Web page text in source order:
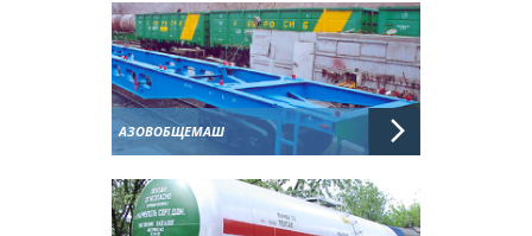
АЗОВОБЩЕМАШ